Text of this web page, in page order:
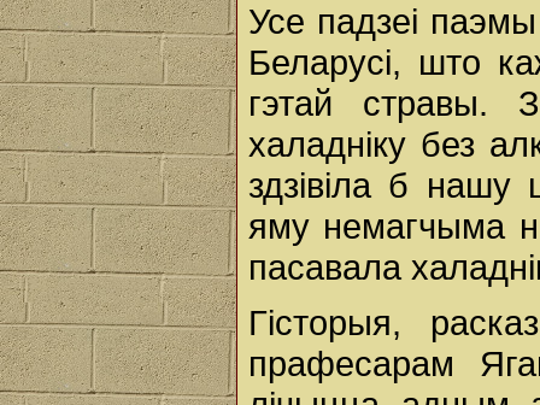
Усе падзеі
Беларусі, што
гэтай стравы.
халадніку без
здзівіла б нашу
яму немагчыма
пасавала
Гісторыя,
прафесарам